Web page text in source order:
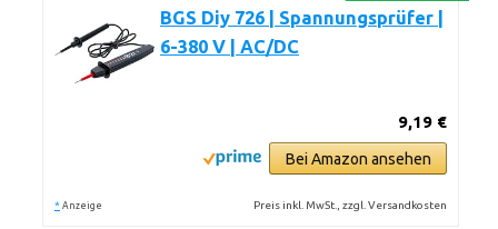
BGS Diy 726 | Spannungsprüfer |
6-380 V | AC/DC
9,19 €
Bei Amazon ansehen
* Anzeige Preis inkl. MwSt., zzgl. Versandkosten